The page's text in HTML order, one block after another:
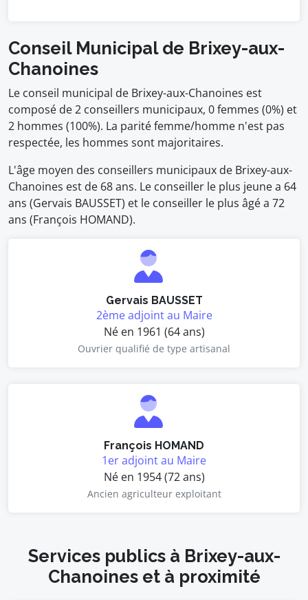
Conseil Municipal de Brixey-aux-
Chanoines
Le conseil municipal de Brixey-aux-Chanoines est
composé de 2 conseillers municipaux, 0 femmes (0%) et
2 hommes (100%). La parité femme/homme n'est pas
respectée, les hommes sont majoritaires.
L'âge moyen des conseillers municipaux de Brixey-aux-
Chanoines est de 68 ans. Le conseiller le plus jeune a 64
ans (Gervais BAUSSET) et le conseiller le plus âgé a 72
ans (François HOMAND).
Gervais BAUSSET
2ème adjoint au Maire
Né en 1961 (64 ans)
Ouvrier qualifié de type artisanal
François HOMAND
1er adjoint au Maire
Né en 1954 (72 ans)
Ancien agriculteur exploitant
Services publics à Brixey-aux-
Chanoines et à proximité